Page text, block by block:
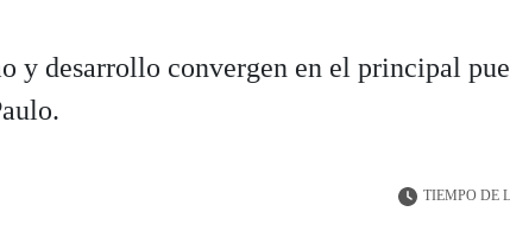
y desarrollo convergen en el principal
TIEMPO DE